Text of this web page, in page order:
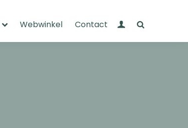
Webwinkel Contact Mijn Wandelnet